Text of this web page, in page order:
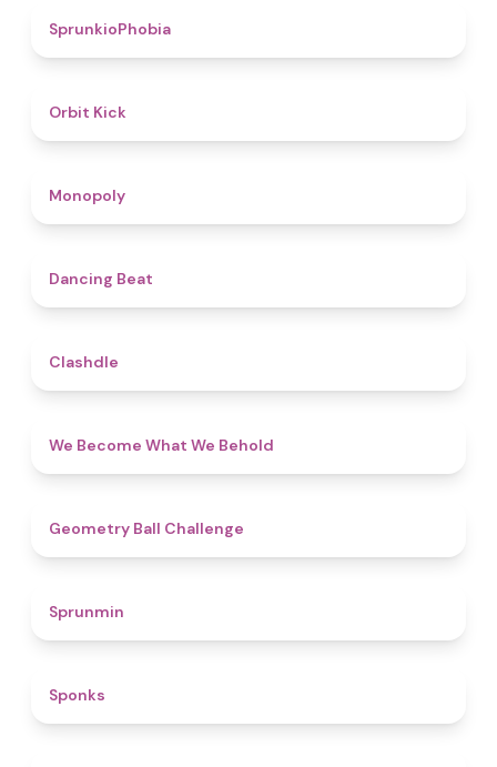
SprunkioPhobia
Orbit Kick
Monopoly
Dancing Beat
Clashdle
We Become What We Behold
Geometry Ball Challenge
Sprunmin
Sponks